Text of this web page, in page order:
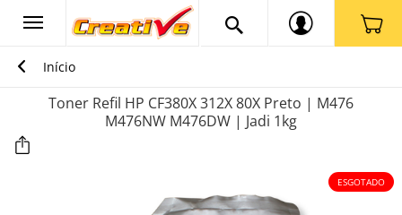
Início
Toner Refil HP CF380X 312X 80X Preto | M476
M476NW M476DW | Jadi 1kg
ESGOTADO